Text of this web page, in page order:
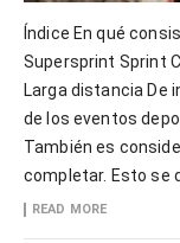
Índice En qué
Supersprint Sprint
Larga distancia De
de los eventos
También es
completar. Esto se
READ MORE